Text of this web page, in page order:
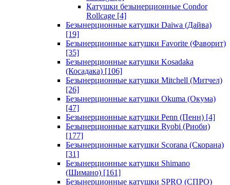
Катушки безынерционные Condor
Rollcage [4]
Безынерционные катушки Daiwa (Дайва)
[19]
Безынерционные катушки Favorite (Фаворит)
[35]
Безынерционные катушки Kosadaka
(Косадака) [106]
Безынерционные катушки Mitchell (Митчел)
[26]
Безынерционные катушки Okuma (Окума)
[47]
Безынерционные катушки Penn (Пенн) [4]
Безынерционные катушки Ryobi (Риоби)
[177]
Безынерционные катушки Scorana (Скорана)
[31]
Безынерционные катушки Shimano
(Шимано) [161]
Безынерционные катушки SPRO (СПРО)